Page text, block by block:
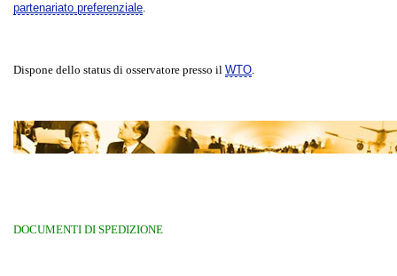
partenariato preferenziale.
Dispone dello status di osservatore presso il WTO.
DOCUMENTI DI SPEDIZIONE